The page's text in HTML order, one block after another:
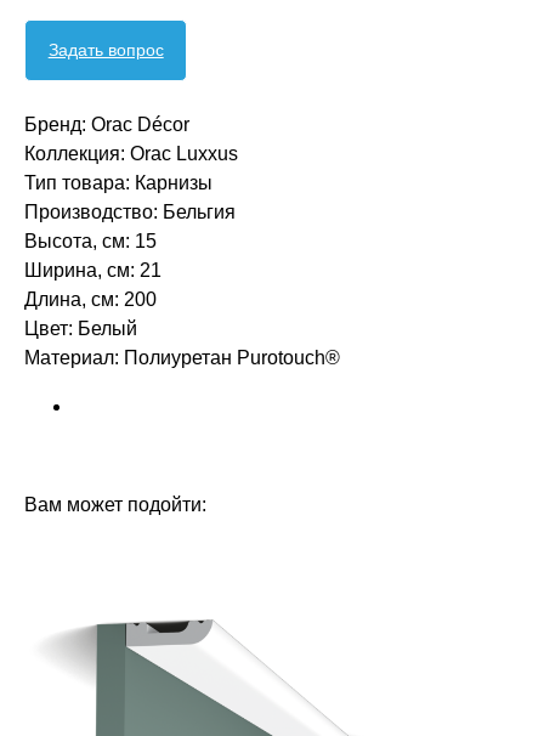
Задать вопрос
Бренд: Orac Décor
Коллекция: Orac Luxxus
Тип товара: Карнизы
Производство: Бельгия
Высота, см: 15
Ширина, см: 21
Длина, см: 200
Цвет: Белый
Материал: Полиуретан Purotouch® ‎
Вам может подойти: